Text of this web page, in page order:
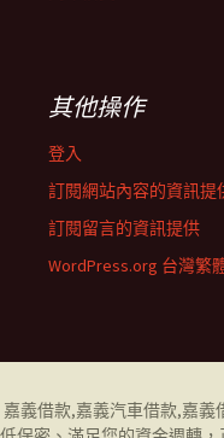
其他操作
登入
訂閱網站內容的資訊提
訂閱留言的資訊提供
WordPress.org 台灣繁
嘉義借款,嘉義汽車借款,嘉義